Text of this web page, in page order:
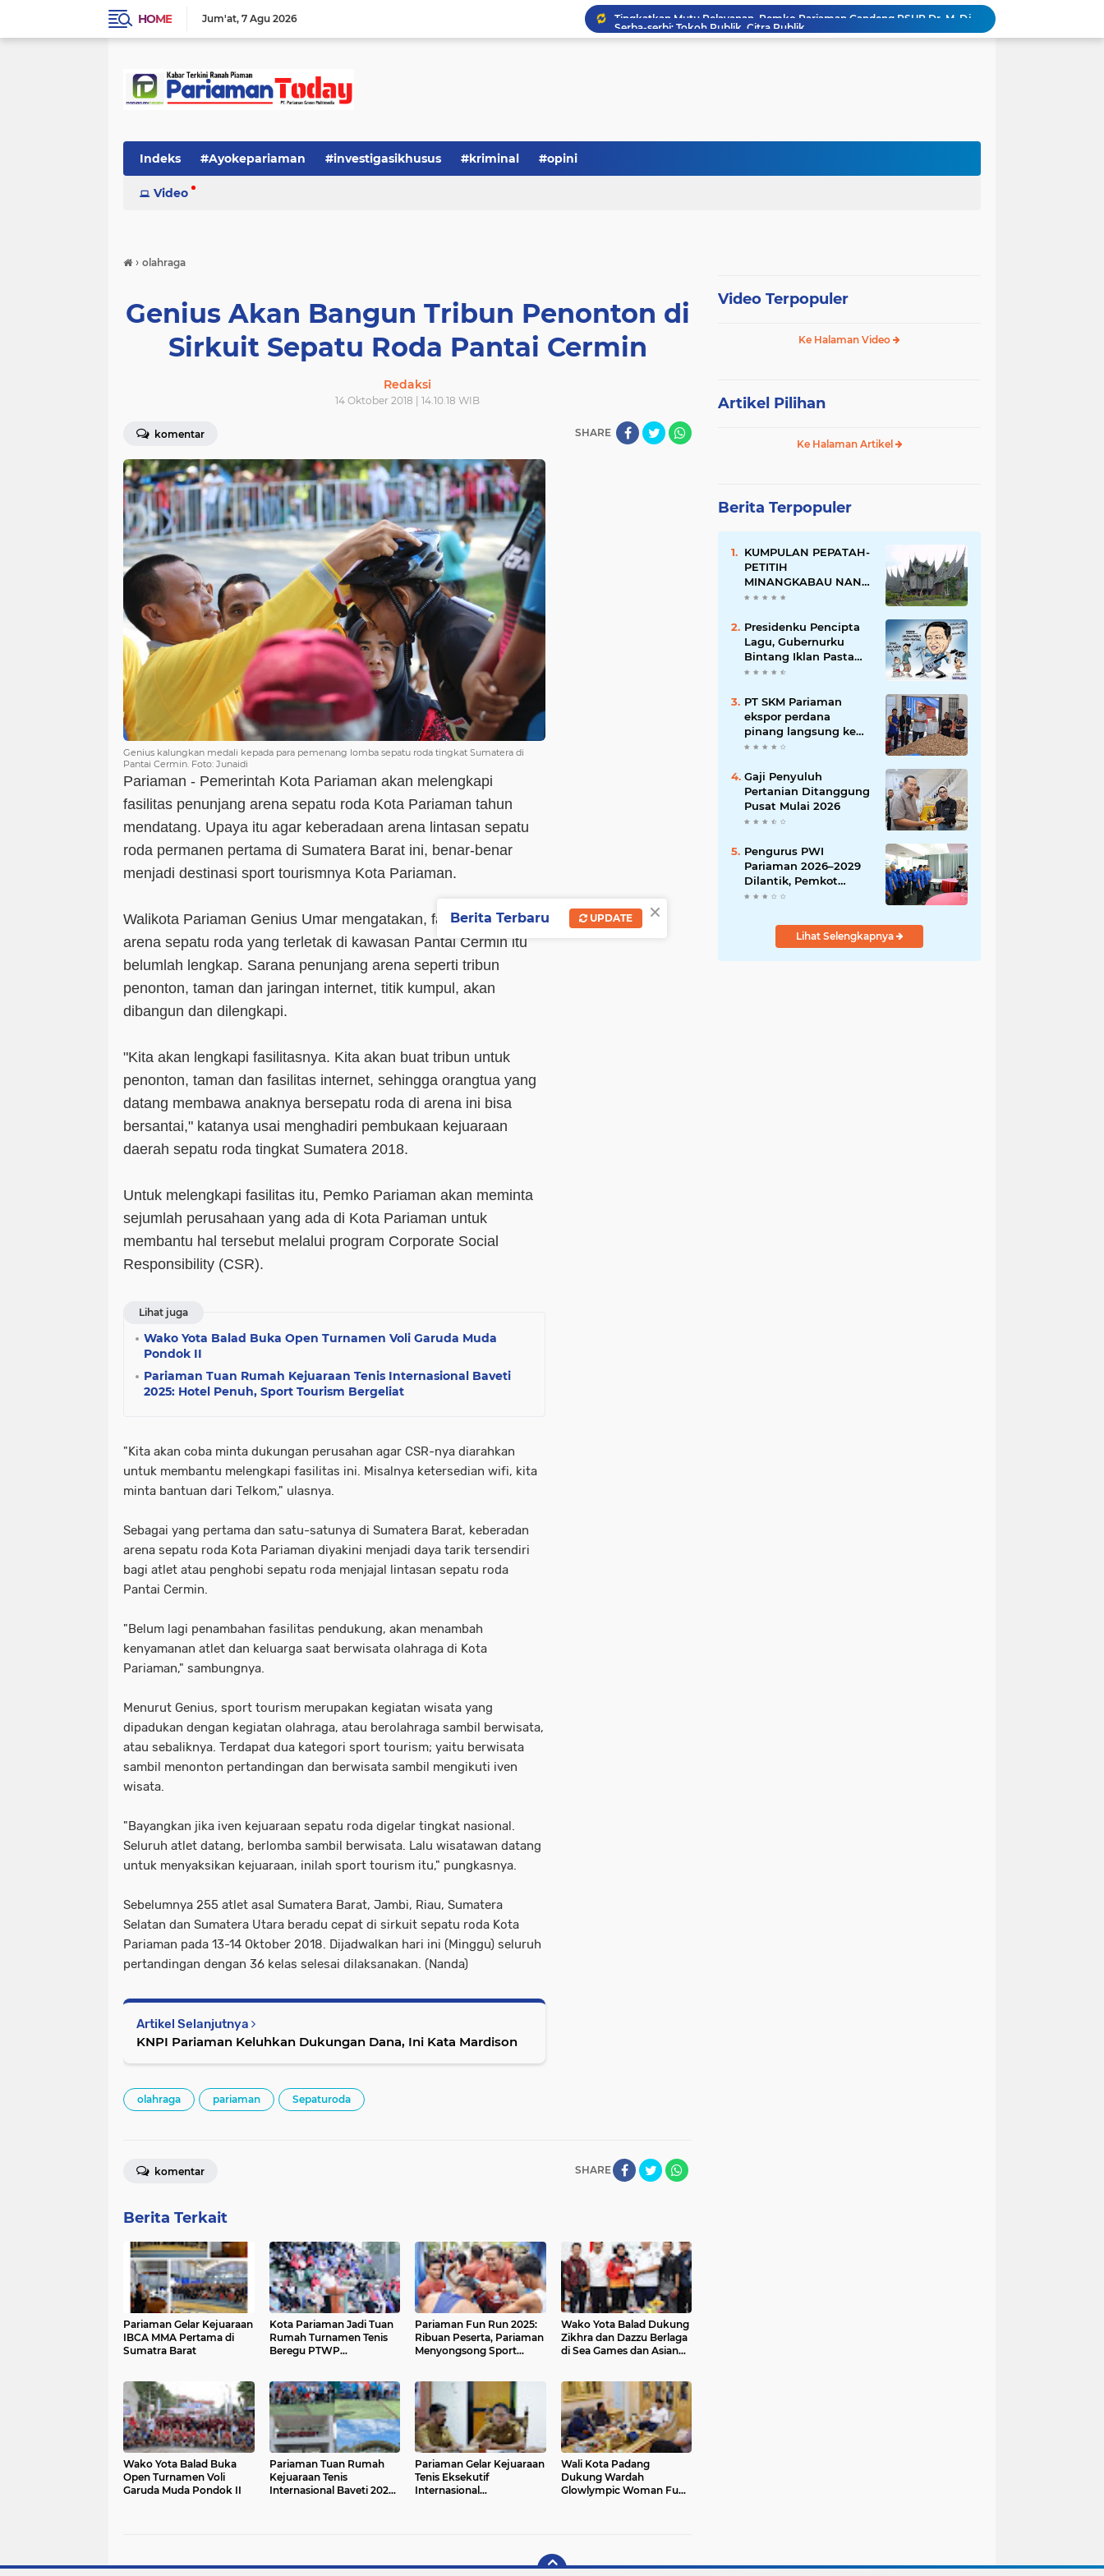
HOME Jum'at 7 Agu 2026
Serba-serbi: Tokoh Publik, Citra Publik
Wali Kota Pariaman Lepas Kontingen Pramuka ke Jambore Nasional XII di Cibubur
SEPEDA TANTE, Inovasi Digital Pemko Pariaman Percepat Pendaftaran Tanda Tangan Elektronik
Indeks #Ayokepariaman #investigasikhusus #kriminal #opini
Video
› olahraga
Genius Akan Bangun Tribun Penonton di
Sirkuit Sepatu Roda Pantai Cermin
Redaksi
14 Oktober 2018 | 14.10.18 WIB
komentar SHARE
Genius kalungkan medali kepada para pemenang lomba sepatu roda tingkat Sumatera di
Pantai Cermin. Foto: Junaidi
Pariaman - Pemerintah Kota Pariaman akan melengkapi
fasilitas penunjang arena sepatu roda Kota Pariaman tahun
mendatang. Upaya itu agar keberadaan arena lintasan sepatu
roda permanen pertama di Sumatera Barat ini, benar-benar
menjadi destinasi sport tourismnya Kota Pariaman.
Walikota Pariaman Genius Umar mengatakan, fasilitas pada
arena sepatu roda yang terletak di kawasan Pantai Cermin itu
belumlah lengkap. Sarana penunjang arena seperti tribun
penonton, taman dan jaringan internet, titik kumpul, akan
dibangun dan dilengkapi.
"Kita akan lengkapi fasilitasnya. Kita akan buat tribun untuk
penonton, taman dan fasilitas internet, sehingga orangtua yang
datang membawa anaknya bersepatu roda di arena ini bisa
bersantai," katanya usai menghadiri pembukaan kejuaraan
daerah sepatu roda tingkat Sumatera 2018.
Untuk melengkapi fasilitas itu, Pemko Pariaman akan meminta
sejumlah perusahaan yang ada di Kota Pariaman untuk
membantu hal tersebut melalui program Corporate Social
Responsibility (CSR).
Lihat juga
Wako Yota Balad Buka Open Turnamen Voli Garuda Muda
Pondok II
Pariaman Tuan Rumah Kejuaraan Tenis Internasional Baveti
2025: Hotel Penuh, Sport Tourism Bergeliat
"Kita akan coba minta dukungan perusahan agar CSR-nya diarahkan
untuk membantu melengkapi fasilitas ini. Misalnya ketersedian wifi, kita
minta bantuan dari Telkom," ulasnya.
Sebagai yang pertama dan satu-satunya di Sumatera Barat, keberadan
arena sepatu roda Kota Pariaman diyakini menjadi daya tarik tersendiri
bagi atlet atau penghobi sepatu roda menjajal lintasan sepatu roda
Pantai Cermin.
"Belum lagi penambahan fasilitas pendukung, akan menambah
kenyamanan atlet dan keluarga saat berwisata olahraga di Kota
Pariaman," sambungnya.
Menurut Genius, sport tourism merupakan kegiatan wisata yang
dipadukan dengan kegiatan olahraga, atau berolahraga sambil berwisata,
atau sebaliknya. Terdapat dua kategori sport tourism; yaitu berwisata
sambil menonton pertandingan dan berwisata sambil mengikuti iven
wisata.
"Bayangkan jika iven kejuaraan sepatu roda digelar tingkat nasional.
Seluruh atlet datang, berlomba sambil berwisata. Lalu wisatawan datang
untuk menyaksikan kejuaraan, inilah sport tourism itu," pungkasnya.
Sebelumnya 255 atlet asal Sumatera Barat, Jambi, Riau, Sumatera
Selatan dan Sumatera Utara beradu cepat di sirkuit sepatu roda Kota
Pariaman pada 13-14 Oktober 2018. Dijadwalkan hari ini (Minggu) seluruh
pertandingan dengan 36 kelas selesai dilaksanakan. (Nanda)
Artikel Selanjutnya
KNPI Pariaman Keluhkan Dukungan Dana, Ini Kata Mardison
olahraga pariaman Sepaturoda
SHARE
komentar
Berita Terkait
Pariaman Gelar Kejuaraan
IBCA MMA Pertama di
Sumatra Barat
Kota Pariaman Jadi Tuan
Rumah Turnamen Tenis
Beregu PTWP
Pariaman Fun Run 2025:
Ribuan Peserta, Pariaman
Menyongsong Sport
Wako Yota Balad Dukung
Zikhra dan Dazzu Berlaga
di Sea Games dan Asian
Wako Yota Balad Buka
Open Turnamen Voli
Garuda Muda Pondok II
Pariaman Tuan Rumah
Kejuaraan Tenis
Internasional Baveti 2025:
Pariaman Gelar Kejuaraan
Tenis Eksekutif
Internasional
Wali Kota Padang
Dukung Wardah
Glowlympic Woman Fun
Video Terpopuler
Ke Halaman Video
Artikel Pilihan
Ke Halaman Artikel
Berita Terpopuler
KUMPULAN PEPATAH-
PETITIH
MINANGKABAU NAN
ELOK
Presidenku Pencipta
Lagu, Gubernurku
Bintang Iklan Pasta
Gigi
PT SKM Pariaman
ekspor perdana
pinang langsung ke
India
Gaji Penyuluh
Pertanian Ditanggung
Pusat Mulai 2026
Pengurus PWI
Pariaman 2026–2029
Dilantik, Pemkot
Tekankan Sinergi dan
Lihat Selengkapnya
×
Berita Terbaru UPDATE